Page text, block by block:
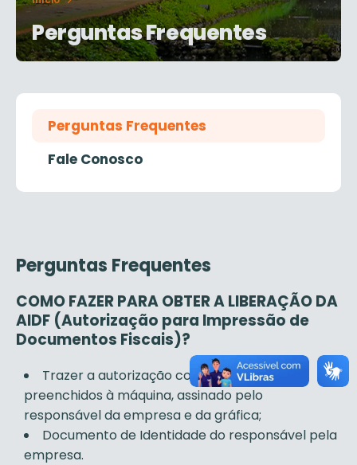
Perguntas Frequentes
Perguntas Frequentes
Fale Conosco
Perguntas Frequentes
COMO FAZER PARA OBTER A LIBERAÇÃO DA
AIDF (Autorização para Impressão de
Documentos Fiscais)?
Trazer a autorização com todos os dados
preenchidos à máquina, assinado pelo
responsável da empresa e da gráfica;
Documento de Identidade do responsável pela
empresa.